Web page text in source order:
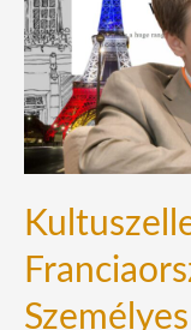
ben:
Személyes
történetek
és
küzdelmek